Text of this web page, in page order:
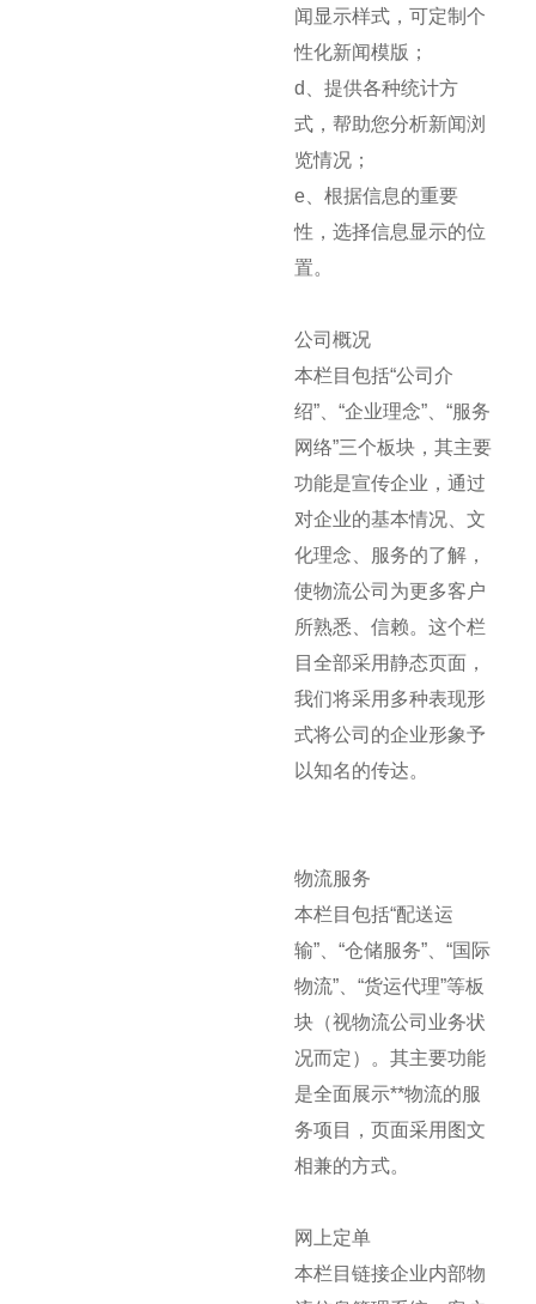
闻显示样式，可定制个
性化新闻模版；
d、提供各种统计方
式，帮助您分析新闻浏
览情况；
e、根据信息的重要
性，选择信息显示的位
置。
公司概况
本栏目包括“公司介
绍”、“企业理念”、“服务
网络”三个板块，其主要
功能是宣传企业，通过
对企业的基本情况、文
化理念、服务的了解，
使物流公司为更多客户
所熟悉、信赖。这个栏
目全部采用静态页面，
我们将采用多种表现形
式将公司的企业形象予
以知名的传达。
物流服务
本栏目包括“配送运
输”、“仓储服务”、“国际
物流”、“货运代理”等板
块（视物流公司业务状
况而定）。其主要功能
是全面展示**物流的服
务项目，页面采用图文
相兼的方式。
网上定单
本栏目链接企业内部物